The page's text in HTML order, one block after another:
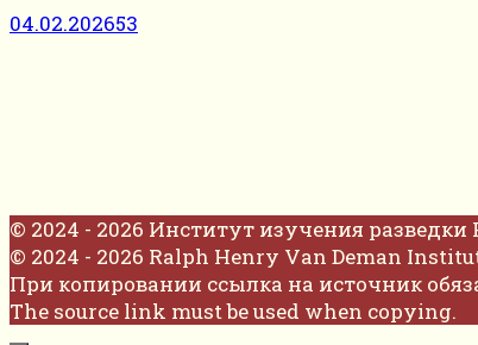
04.02.202653
© 2024 - 2026 Институт изучения
© 2024 - 2026 Ralph Henry Van Deman
При копировании ссылка на источник
The source link must be used when copying.